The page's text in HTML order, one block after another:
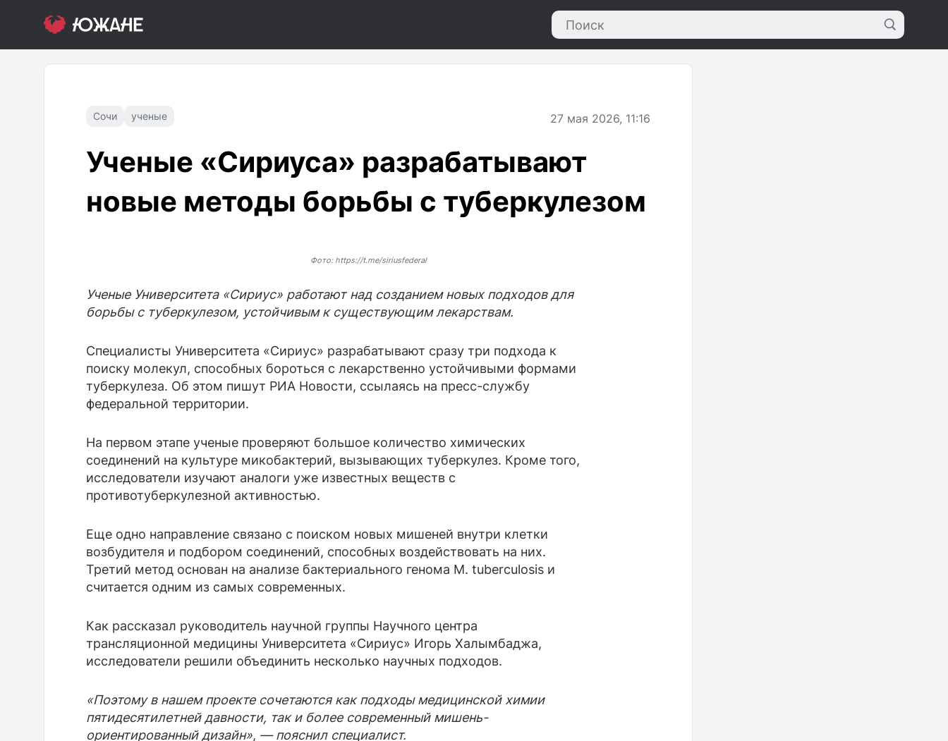
Сочи ученые 27 мая 2026, 11:16
Ученые «Сириуса» разрабатывают
новые методы борьбы с туберкулезом
Фото: https://t.me/siriusfederal
Ученые Университета «Сириус» работают над созданием новых подходов для
борьбы с туберкулезом, устойчивым к существующим лекарствам.
Специалисты Университета «Сириус» разрабатывают сразу три подхода к
поиску молекул, способных бороться с лекарственно устойчивыми формами
туберкулеза. Об этом пишут РИА Новости, ссылаясь на пресс-службу
федеральной территории.
На первом этапе ученые проверяют большое количество химических
соединений на культуре микобактерий, вызывающих туберкулез. Кроме того,
исследователи изучают аналоги уже известных веществ с
противотуберкулезной активностью.
Еще одно направление связано с поиском новых мишеней внутри клетки
возбудителя и подбором соединений, способных воздействовать на них.
Третий метод основан на анализе бактериального генома M. tuberculosis и
считается одним из самых современных.
Как рассказал руководитель научной группы Научного центра
трансляционной медицины Университета «Сириус» Игорь Халымбаджа,
исследователи решили объединить несколько научных подходов.
«Поэтому в нашем проекте сочетаются как подходы медицинской химии
пятидесятилетней давности, так и более современный мишень-
ориентированный дизайн», — пояснил специалист.